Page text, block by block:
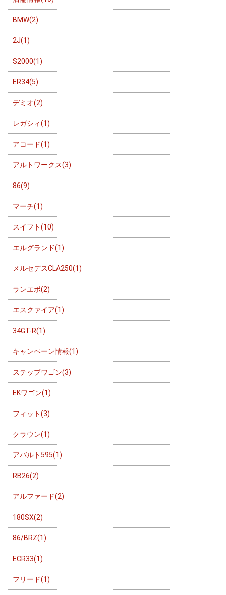
BMW(2)
2J(1)
S2000(1)
ER34(5)
デミオ(2)
レガシィ(1)
アコード(1)
アルトワークス(3)
86(9)
マーチ(1)
スイフト(10)
エルグランド(1)
メルセデスCLA250(1)
ランエボ(2)
エスクァイア(1)
34GT-R(1)
キャンペーン情報(1)
ステップワゴン(3)
EKワゴン(1)
フィット(3)
クラウン(1)
アバルト595(1)
RB26(2)
アルファード(2)
180SX(2)
86/BRZ(1)
ECR33(1)
フリード(1)